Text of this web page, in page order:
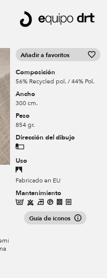
Añadir a favoritos
Composición
56% Recycled pol. / 44% Pol.
Ancho
300 cm.
Peso
854 gr.
Dirección del dibujo
Uso
Fabricado en EU
Mantenimiento
Guía de iconos